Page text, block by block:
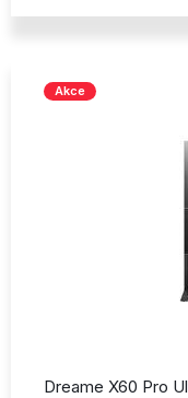
Akce
Dreame X60 Pro